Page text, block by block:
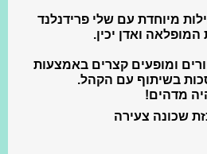
מיוחדת עם שלי פרידנלנד
המופלאה ואדן יכין.
ומופעים קצרים באמצעות
בשיתוף עם הקהל.
מדהים!
שכונה צעירה